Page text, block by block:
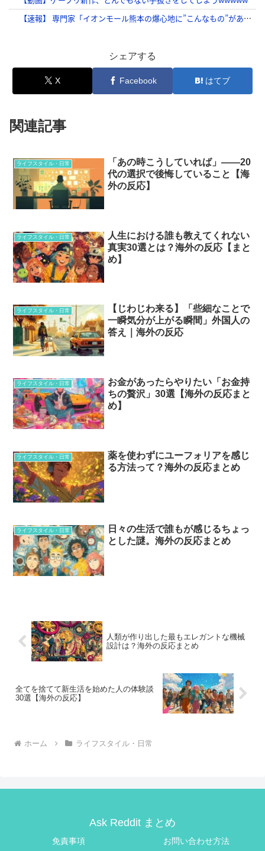
シェアする
X Facebook はてブ
関連記事
ライフスタイル・日常
「あの時こうしていれば」——20
代の選択で後悔していること【海
外の反応】
ライフスタイル・日常
人生における誰も教えてくれない
真実30選とは？海外の反応【まと
め】
ライフスタイル・日常
【じわじわ来る】「些細なことで
一瞬気分が上がる瞬間」外国人の
答え｜海外の反応
ライフスタイル・日常
お金があったらやりたい「お金持
ちの贅沢」30選【海外の反応まと
め】
ライフスタイル・日常
薬を使わずにユーフォリアを感じ
る方法って？海外の反応まとめ
ライフスタイル・日常
日々の生活で誰もが感じるちょっ
とした謎。海外の反応まとめ
人類が作り出した最もエレガントな機械
設計は？海外の反応まとめ
全てを捨てて新生活を始めた人の体験談
30選【海外の反応】
ホーム ライフスタイル・日常
Ask Reddit まとめ
免責事項 お問い合わせ方法